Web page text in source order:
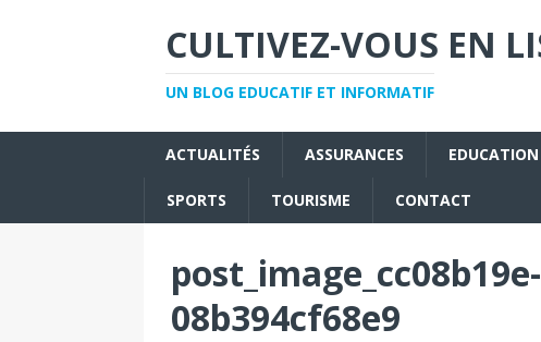
CULTIVEZ-VOUS EN
UN BLOG EDUCATIF ET INFORMATIF
ACTUALITÉS ASSURANCES EDUCATION
SPORTS TOURISME CONTACT
08b394cf68e9